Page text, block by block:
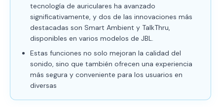
tecnología de auriculares ha avanzado
significativamente, y dos de las innovaciones más
destacadas son Smart Ambient y TalkThru,
disponibles en varios modelos de JBL.
Estas funciones no solo mejoran la calidad del
sonido, sino que también ofrecen una experiencia
más segura y conveniente para los usuarios en
diversas